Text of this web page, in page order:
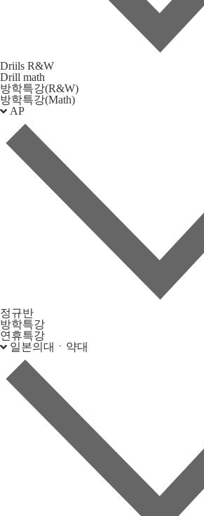
Driils R&W
Drill math
방학특강(R&W)
방학특강(Math)
AP
정규반
방학특강
연휴특강
일본의대ㆍ약대